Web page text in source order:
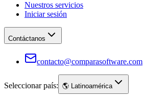
Nuestros servicios
Iniciar sesión
Contáctanos
contacto@comparasoftware.com
Seleccionar país: 🌎 Latinoamérica